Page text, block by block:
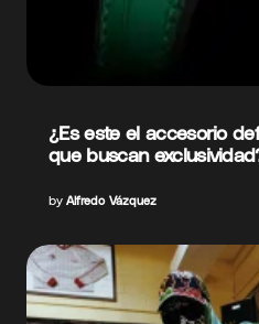
¿Es este el accesorio
que buscan
by Alfredo Vázquez